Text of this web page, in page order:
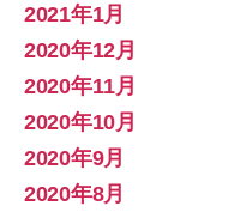
2021年1月
2020年12月
2020年11月
2020年10月
2020年9月
2020年8月